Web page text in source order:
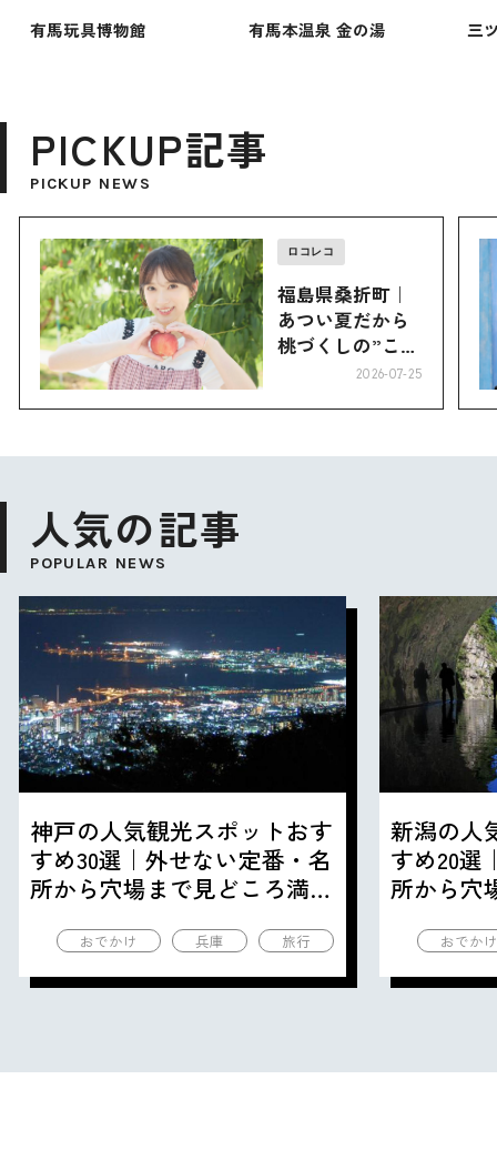
有馬玩具博物館 有馬本温泉 金の湯 三
PICKUP記事
PICKUP NEWS
ロコレコ
福島県桑折町｜
あつい夏だから
桃づくしの”こお
2026-07-25
人気の記事
POPULAR NEWS
神戸の人気観光スポットおす
すめ30選｜外せない定番・名
所から穴場まで見どころ満載
おでかけ 兵庫 旅行
新潟の人
すめ20選
所から穴
おでか